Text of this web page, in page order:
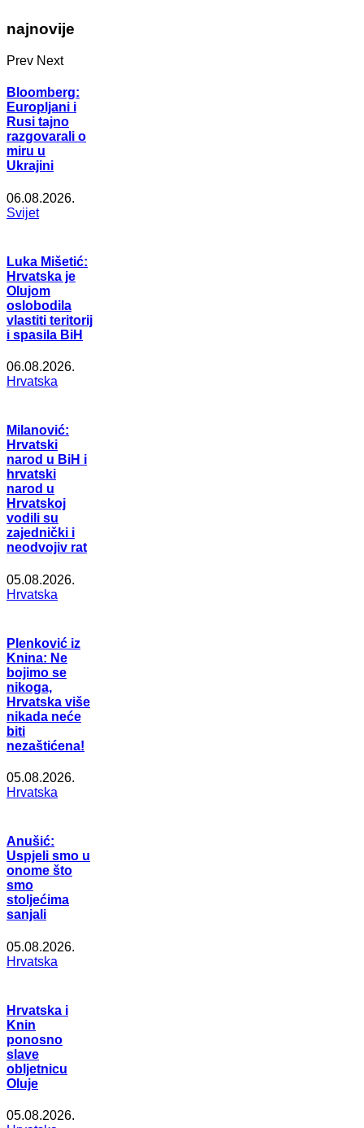
najnovije
Prev Next
Bloomberg:
Europljani i
Rusi tajno
razgovarali o
miru u
Ukrajini
06.08.2026.
Svijet
Luka Mišetić:
Hrvatska je
Olujom
oslobodila
vlastiti teritorij
i spasila BiH
06.08.2026.
Hrvatska
Milanović:
Hrvatski
narod u BiH i
hrvatski
narod u
Hrvatskoj
vodili su
zajednički i
neodvojiv rat
05.08.2026.
Hrvatska
Plenković iz
Knina: Ne
bojimo se
nikoga,
Hrvatska više
nikada neće
biti
nezaštićena!
05.08.2026.
Hrvatska
Anušić:
Uspjeli smo u
onome što
smo
stoljećima
sanjali
05.08.2026.
Hrvatska
Hrvatska i
Knin
ponosno
slave
obljetnicu
Oluje
05.08.2026.